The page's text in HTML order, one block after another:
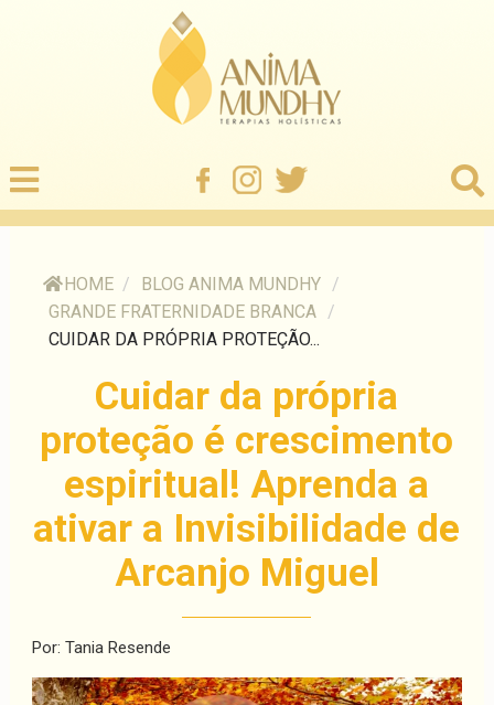
HOME / BLOG ANIMA MUNDHY /
GRANDE FRATERNIDADE BRANCA /
CUIDAR DA PRÓPRIA PROTEÇÃO...
Cuidar da própria
proteção é crescimento
espiritual! Aprenda a
ativar a Invisibilidade de
Arcanjo Miguel
Por: Tania Resende